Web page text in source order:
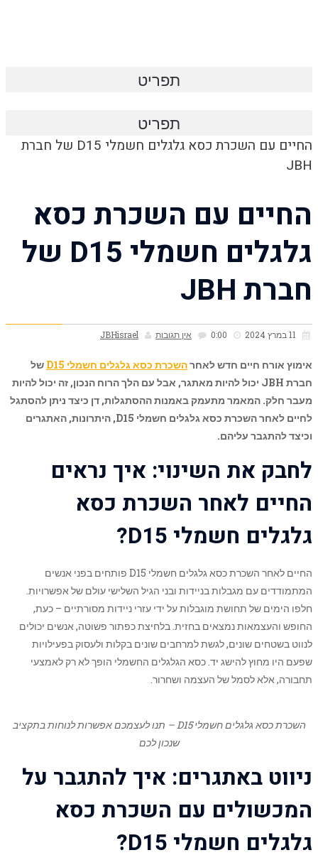
תפריט
תפריט
החיים עם השכרת כסא גלגלים חשמלי D15 של חברת
JBH
החיים עם השכרת כסא
גלגלים חשמלי D15 של
חברת JBH
אין תגובות JBHisrael
אימוץ אורח חיים חדש לאחרהשכרת כסא גלגלים חשמלי D15
של
חברת JBH יכול להיות מאתגר, אבל עם הלך הרוח הנכון, זה יכול להיות
מעבר חלק. המאמר מתעמק באמנות ההסתגלות, דן כיצד ניתן להסתגל
לחיים לאחר השכרת כסא גלגלים חשמלי D15, היתרונות, האתגרים
וכיצד להתגבר עליהם.
לחבק את השינוי: איך נראים
החיים לאחר השכרת כסא
גלגלים חשמלי D15?
החיים לאחר השכרת כסא גלגלים חשמלי D15 פותחים בפני אנשים
המתמודדים עם מגבלות בניידות ובני הגיל השלישי עולם של אפשרויות.
חלפו הימים של תחושת מוגבלות על ידי עזרי ניידות מסורתיים – כעת,
החופש והעצמאות נמצאים בחזית. בלחיצת כפתור פשוטה, אנשים יכולים
לנווט בשטחים שונים, לגשת למרחבים שונים בקלות ולעסוק בפעילויות
שפעם היו מחוץ להישג יד. כסא הגלגלים החשמלי הופך לא רק לאמצעי
תחבורה, אלא לסמל של העצמה ושחרור.
השכרת כסא גלגלים חשמלי D15 – תנו לעצמכם אפשרות לנוחות בתקציב
שנכון לכם
ניווט באתגרים: איך להתגבר על
המכשולים עם השכרת כסא
גלגלים חשמלי D15?